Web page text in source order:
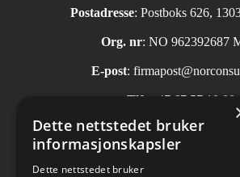
Postadresse: Postboks 626,
Org. nr: NO 962392687
E-post:
Tlf: +47 67 57 10 00
Automatisk mottak av inngående
Dette nettstedet bruker
informasjonskapsler
Dette nettstedet bruker